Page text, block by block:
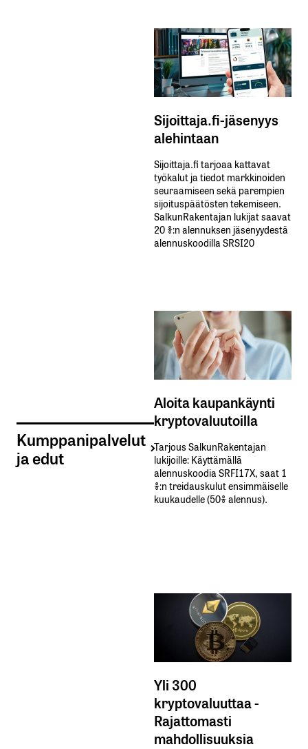
Kumppanipalvelut
ja edut
Sijoittaja.fi-jäsenyys
alehintaan
Sijoittaja.fi tarjoaa kattavat
työkalut ja tiedot markkinoiden
seuraamiseen sekä parempien
sijoituspäätösten tekemiseen.
SalkunRakentajan lukijat saavat
20 %:n alennuksen jäsenyydestä
alennuskoodilla SRSI20
Aloita kaupankäynti
kryptovaluutoilla
Tarjous SalkunRakentajan
lukijoille: Käyttämällä​ ​
alennuskoodia​ ​SRFI17X,​ ​saat​ ​1
%:n treidauskulut​ ​ensimmäiselle​ ​
kuukaudelle​ ​(50%​ ​alennus).
Yli 300
kryptovaluuttaa -
Rajattomasti
mahdollisuuksia